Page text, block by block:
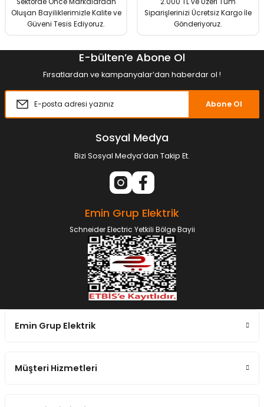
Oluşan Bayiliklerimizle Kalite ve
Güveni Tesis Ediyoruz.
Siparişlerinizi Ücretsiz Kargo İle
Gönderiyoruz.
E-bülten’e Abone Ol
Fırsatlardan ve kampanyalar’dan haberdar ol !
Abone Ol
Sosyal Medya
Bizi Sosyal Medya’dan Takip Et.
Emin Grup Elektrik
Schneider Electric Yetkili Bölge Bayii
Emin Grup Elektrik
Müşteri Hizmetleri